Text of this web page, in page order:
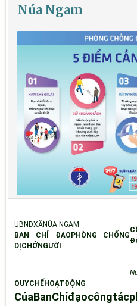
Núa Ngam
UBNDXÃNÚA NGAM
BAN CHỈ ĐẠO PHÒNG CHỐNG
DỊCH ỞNGƯỜI
QUYCHẾHOẠTĐỘNG